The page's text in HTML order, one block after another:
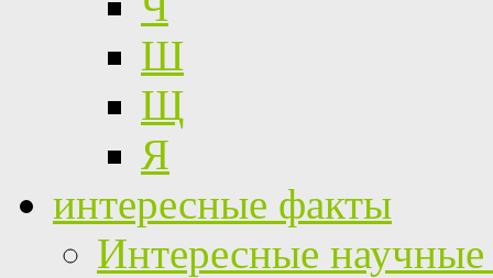
Ш
Щ
Я
интересные факты
Интересные